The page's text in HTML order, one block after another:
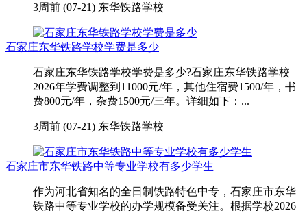
3周前 (07-21) 东华铁路学校
石家庄东华铁路学校学费是多少
石家庄东华铁路学校学费是多少?石家庄东华铁路学校
2026年学费调整到11000元/年，其他住宿费1500/年，书
费800元/年，杂费1500元/三年。详细如下：...
3周前 (07-21) 东华铁路学校
石家庄市东华铁路中等专业学校有多少学生
作为河北省知名的全日制铁路特色中专，石家庄市东华
铁路中等专业学校的办学规模备受关注。根据学校2026